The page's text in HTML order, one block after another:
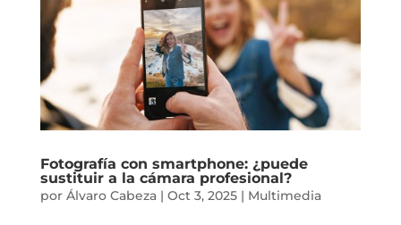
Fotografía con smartphone: ¿puede
sustituir a la cámara profesional?
por Álvaro Cabeza| Oct 3, 2025| Multimedia